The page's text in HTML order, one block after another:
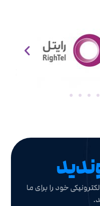
خود را برای ما